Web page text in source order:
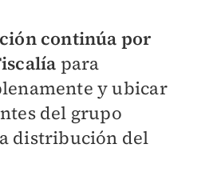
continúa por
para
y ubicar
del grupo
distribución del